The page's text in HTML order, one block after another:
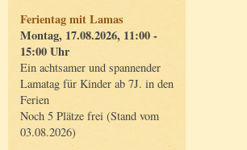
Ferientag mit Lamas
Montag, 17.08.2026, 11:00 -
15:00 Uhr
Ein achtsamer und spannender
Lamatag für Kinder ab 7J. in den
Ferien
Noch 5 Plätze frei (Stand vom
03.08.2026)